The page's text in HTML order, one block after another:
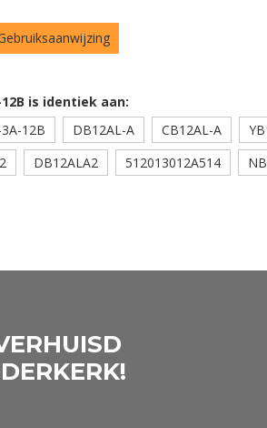
is identiek aan:
12B DB12AL-A CB12AL-A
DB12ALA2 512013012A514